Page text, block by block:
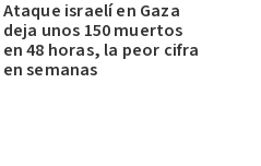
Ataque israelí en Gaza
deja unos 150 muertos
en 48 horas, la peor cifra
en semanas